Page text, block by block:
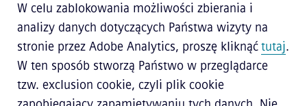
W celu zablokowania możliwości zbierania i
analizy danych dotyczących Państwa wizyty na
stronie przez Adobe Analytics, proszę kliknąćtutaj.
W ten sposób stworzą Państwo w przeglądarce
tzw. exclusion cookie, czyli plik cookie